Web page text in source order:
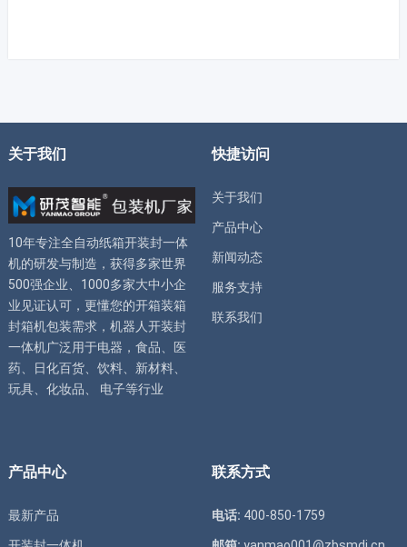
关于我们
10年专注全自动纸箱开装封一体
机的研发与制造，获得多家世界
500强企业、1000多家大中小企
业见证认可，更懂您的开箱装箱
封箱机包装需求， 机器人开装封
一体机广泛用于电器，食品、医
药、日化百货、饮料、新材料、
玩具、化妆品、 电子等行业
快捷访问
关于我们
产品中心
新闻动态
服务支持
联系我们
产品中心
最新产品
联系方式
电话: 400-850-1759